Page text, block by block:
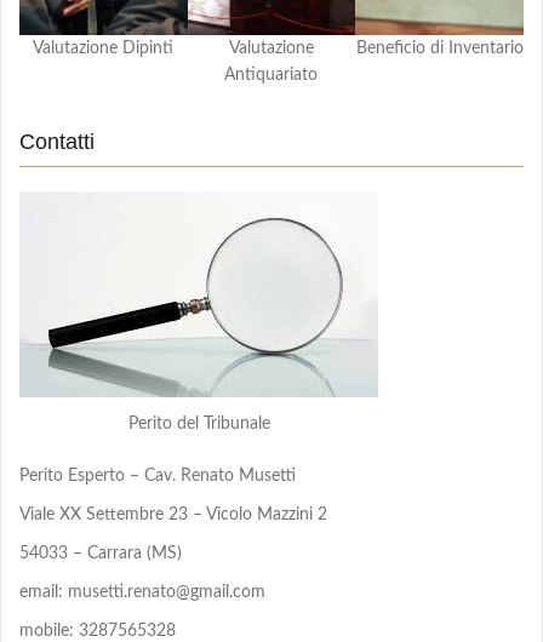
Valutazione Dipinti
Valutazione
Antiquariato
Beneficio di Inventario
Contatti
Perito del Tribunale
Perito Esperto – Cav. Renato Musetti
Viale XX Settembre 23 – Vicolo Mazzini 2
54033 – Carrara (MS)
email: musetti.renato@gmail.com
mobile: 3287565328